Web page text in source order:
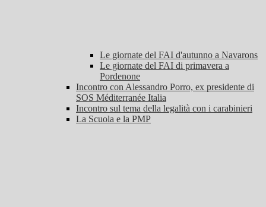
Le giornate del FAI d'autunno a Navarons
Le giornate del FAI di primavera a
Pordenone
Incontro con Alessandro Porro, ex presidente di
SOS Méditerranée Italia
Incontro sul tema della legalità con i carabinieri
La Scuola e la PMP